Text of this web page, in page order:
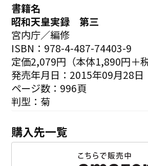
書籍名
昭和天皇実録 第三
宮内庁／編修
ISBN：978-4-487-74403-9
定価2,079円（本体1,890円＋
発売年月日：2015年09月28日
ページ数：996頁
判型：菊
購入先一覧